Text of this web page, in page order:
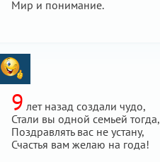
Мир и понимание.
9 лет назад создали чудо,
Стали вы одной семьей тогда,
Поздравлять вас не устану,
Счастья вам желаю на года!